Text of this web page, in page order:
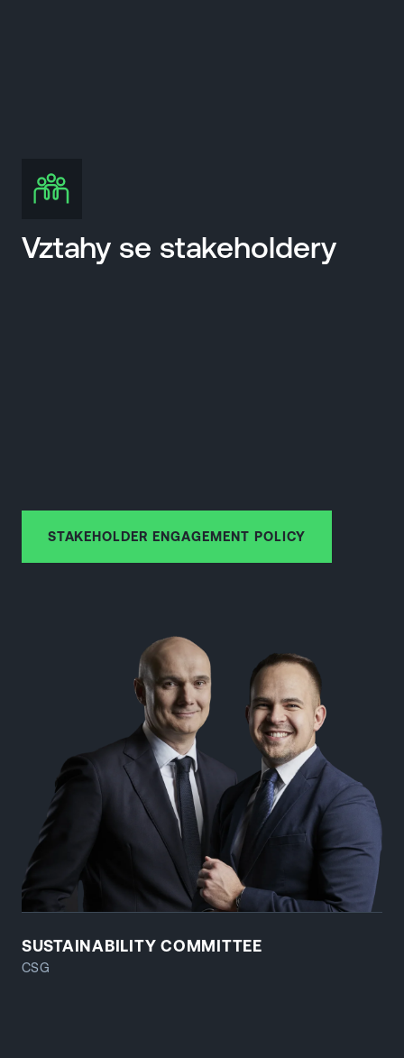
Vztahy se stakeholdery
STAKEHOLDER ENGAGEMENT POLICY
SUSTAINABILITY COMMITTEE
CSG